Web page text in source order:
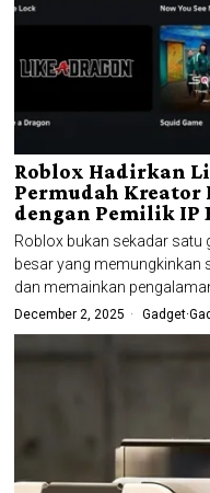
Roblox Hadirkan
Permudah Kreator
dengan Pemilik IP
Roblox bukan sekadar satu
besar yang memungkinkan
dan memainkan
December 2, 2025 Gadget·